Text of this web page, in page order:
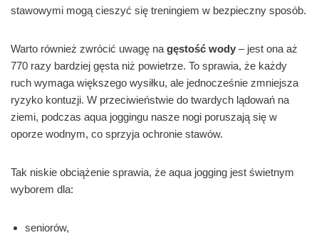
stawowymi mogą cieszyć się treningiem w bezpieczny sposób.
Warto również zwrócić uwagę na gęstość wody – jest ona aż
770 razy bardziej gęsta niż powietrze. To sprawia, że każdy
ruch wymaga większego wysiłku, ale jednocześnie zmniejsza
ryzyko kontuzji. W przeciwieństwie do twardych lądowań na
ziemi, podczas aqua joggingu nasze nogi poruszają się w
oporze wodnym, co sprzyja ochronie stawów.
Tak niskie obciążenie sprawia, że aqua jogging jest świetnym
wyborem dla:
seniorów,